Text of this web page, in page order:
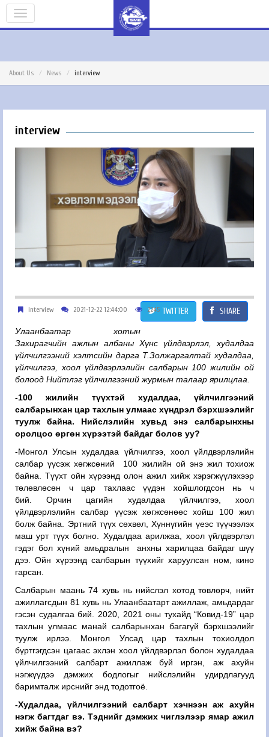
About Us News interview
interview
interview 2021-12-22 12:44:00 2245 SHARE
TWITTER
Улаанбаатар хотын
Захирагчийн ажлын албаны Хүнс үйлдвэрлэл, худалдаа
үйлчилгээний хэлтсийн дарга Т.Золжаргалтай худалдаа,
үйлчилгээ, хоол үйлдвэрлэлийн салбарын 100 жилийн ой
болоод Нийтлэг үйлчилгээний журмын талаар ярилцлаа.
-100 жилийн түүхтэй худалдаа, үйлчилгээний
салбарынхан цар тахлын улмаас хүндрэл бэрхшээлийг
туулж байна. Нийслэлийн хувьд энэ салбарынхны
оролцоо өргөн хүрээтэй байдаг болов уу?
-Монгол Улсын худалдаа үйлчилгээ, хоол үйлдвэрлэлийн
салбар үүсэж хөгжсөний 100 жилийн ой энэ жил тохиож
байна. Түүхт ойн хүрээнд олон ажил хийж хэрэгжүүлэхээр
төлөвлөсөн ч цар тахлаас үүдэн хойшлогдсон нь ч
бий. Орчин цагийн худалдаа үйлчилгээ, хоол
үйлдвэрлэлийн салбар үүсэж хөгжсөнөөс хойш 100 жил
болж байна. Эртний түүх сөхвөл, Хүннүгийн үеэс түүчээлэх
маш урт түүх болно. Худалдаа арилжаа, хоол үйлдвэрлэл
гэдэг бол хүний амьдралын анхны харилцаа байдаг шүү
дээ. Ойн хүрээнд салбарын түүхийг харуулсан ном, кино
гарсан.
Салбарын маань 74 хувь нь нийслэл хотод төвлөрч, нийт
ажиллагсдын 81 хувь нь Улаанбаатарт ажиллаж, амьдардаг
гэсэн судалгаа бий. 2020, 2021 оны тухайд “Ковид-19” цар
тахлын улмаас манай салбарынхан багагүй бэрхшээлийг
туулж ирлээ. Монгол Улсад цар тахлын тохиолдол
бүртгэгдсэн цагаас эхлэн хоол үйлдвэрлэл болон худалдаа
үйлчилгээний салбарт ажиллаж буй иргэн, аж ахуйн
нэгжүүдээ дэмжих бодлогыг нийслэлийн удирдлагууд
баримталж ирснийг энд тодотгоё.
-Худалдаа, үйлчилгээний салбарт хэчнээн аж ахуйн
нэгж багтдаг вэ. Тэднийг дэмжих чиглэлээр ямар ажил
хийж байна вэ?